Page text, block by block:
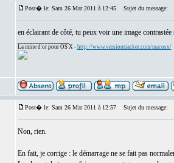
Post� le: Sam 26 Mar 2011 à 12:45 Sujet du message:
en éclairant de côté, tu peux voir une image contrastée
La mine d'or pour OS X - http://www.versiontracker.com/macosx/
Post� le: Sam 26 Mar 2011 à 12:57 Sujet du message:
Non, rien.
En fait, je corrige : le démarrage ne se fait pas